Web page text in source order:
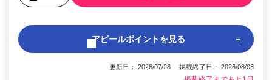
アピールポイントを見る
更新日： 2026/07/28 掲載終了日： 2026/08/08